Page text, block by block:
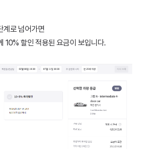
계로 넘어가면
10% 할인 적용된 요금이 보입니다.